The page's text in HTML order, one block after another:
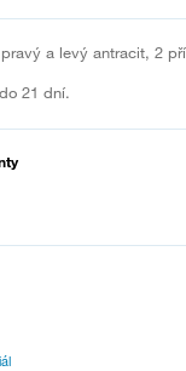
a levý antracit, 2
21 dní.